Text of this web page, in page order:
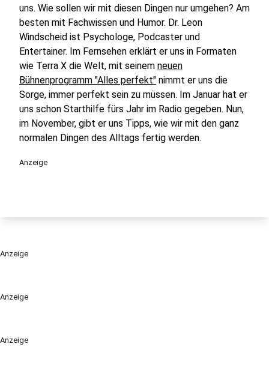
Anzeige
Anzeige
uns. Wie sollen wir mit diesen Dingen nur umgehen? Am
besten mit Fachwissen und Humor. Dr. Leon
Windscheid ist Psychologe, Podcaster und
Entertainer. Im Fernsehen erklärt er uns in Formaten
wie Terra X die Welt, mit seinem neuen
Bühnenprogramm "Alles perfekt" nimmt er uns die
Sorge, immer perfekt sein zu müssen. Im Januar hat er
uns schon Starthilfe fürs Jahr im Radio gegeben. Nun,
im November, gibt er uns Tipps, wie wir mit den ganz
normalen Dingen des Alltags fertig werden.
Anzeige
Anzeige